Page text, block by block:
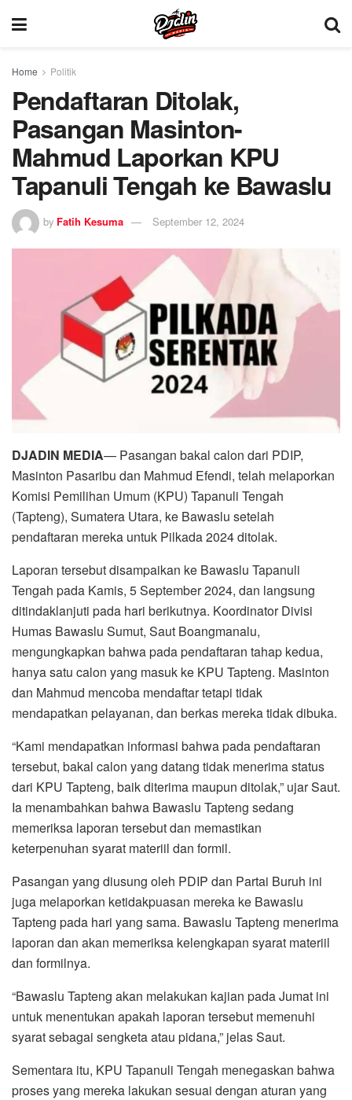
Home Politik
Pendaftaran Ditolak,
Pasangan Masinton-
Mahmud Laporkan KPU
Tapanuli Tengah ke Bawaslu
by Fatih Kesuma September 12, 2024
DJADIN MEDIA— Pasangan bakal calon dari PDIP,
Masinton Pasaribu dan Mahmud Efendi, telah melaporkan
Komisi Pemilihan Umum (KPU) Tapanuli Tengah
(Tapteng), Sumatera Utara, ke Bawaslu setelah
pendaftaran mereka untuk Pilkada 2024 ditolak.
Laporan tersebut disampaikan ke Bawaslu Tapanuli
Tengah pada Kamis, 5 September 2024, dan langsung
ditindaklanjuti pada hari berikutnya. Koordinator Divisi
Humas Bawaslu Sumut, Saut Boangmanalu,
mengungkapkan bahwa pada pendaftaran tahap kedua,
hanya satu calon yang masuk ke KPU Tapteng. Masinton
dan Mahmud mencoba mendaftar tetapi tidak
mendapatkan pelayanan, dan berkas mereka tidak dibuka.
“Kami mendapatkan informasi bahwa pada pendaftaran
tersebut, bakal calon yang datang tidak menerima status
dari KPU Tapteng, baik diterima maupun ditolak,” ujar Saut.
Ia menambahkan bahwa Bawaslu Tapteng sedang
memeriksa laporan tersebut dan memastikan
keterpenuhan syarat materiil dan formil.
Pasangan yang diusung oleh PDIP dan Partai Buruh ini
juga melaporkan ketidakpuasan mereka ke Bawaslu
Tapteng pada hari yang sama. Bawaslu Tapteng menerima
laporan dan akan memeriksa kelengkapan syarat materiil
dan formilnya.
“Bawaslu Tapteng akan melakukan kajian pada Jumat ini
untuk menentukan apakah laporan tersebut memenuhi
syarat sebagai sengketa atau pidana,” jelas Saut.
Sementara itu, KPU Tapanuli Tengah menegaskan bahwa
proses yang mereka lakukan sesuai dengan aturan yang